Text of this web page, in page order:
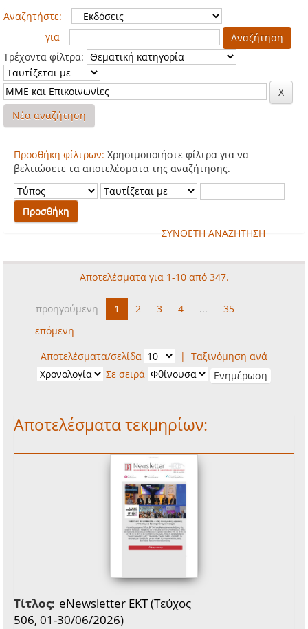
Αναζητήστε:
για
Τρέχοντα φίλτρα:
Νέα αναζήτηση
Προσθήκη φίλτρων: Χρησιμοποιήστε φίλτρα για να
βελτιώσετε τα αποτελέσματα της αναζήτησης.
ΣΥΝΘΕΤΗ ΑΝΑΖΗΤΗΣΗ
Αποτελέσματα για 1-10 από 347.
προηγούμενη 1 2 3 4 ...
35
επόμενη
Αποτελέσματα/σελίδα
| Ταξινόμηση ανά
Σε σειρά
Αποτελέσματα τεκμηρίων:
Τίτλος: eNewsletter EKT (Τεύχος
506, 01-30/06/2026)